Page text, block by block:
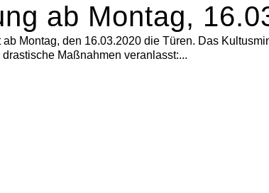
ab Montag,
Montag, den 16.03.2020 die Türen. Das
Maßnahmen veranlasst:...